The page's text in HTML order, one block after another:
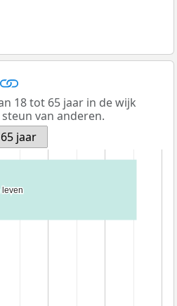
18 tot 65 jaar in de wijk
van anderen.
jaar
leven
leven